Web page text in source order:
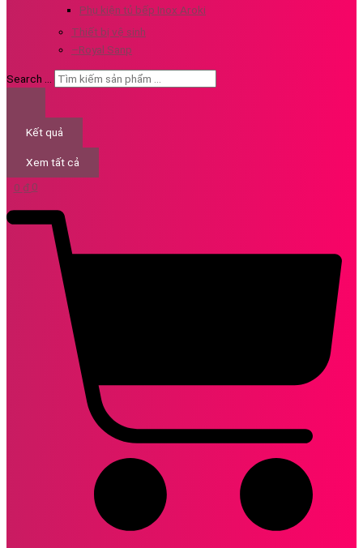
Phụ kiện tủ bếp Inox Aroki
Thiết bị vệ sinh
–Royal Sanp
Search ...
Kết quả
Xem tất cả
0 ₫ 0